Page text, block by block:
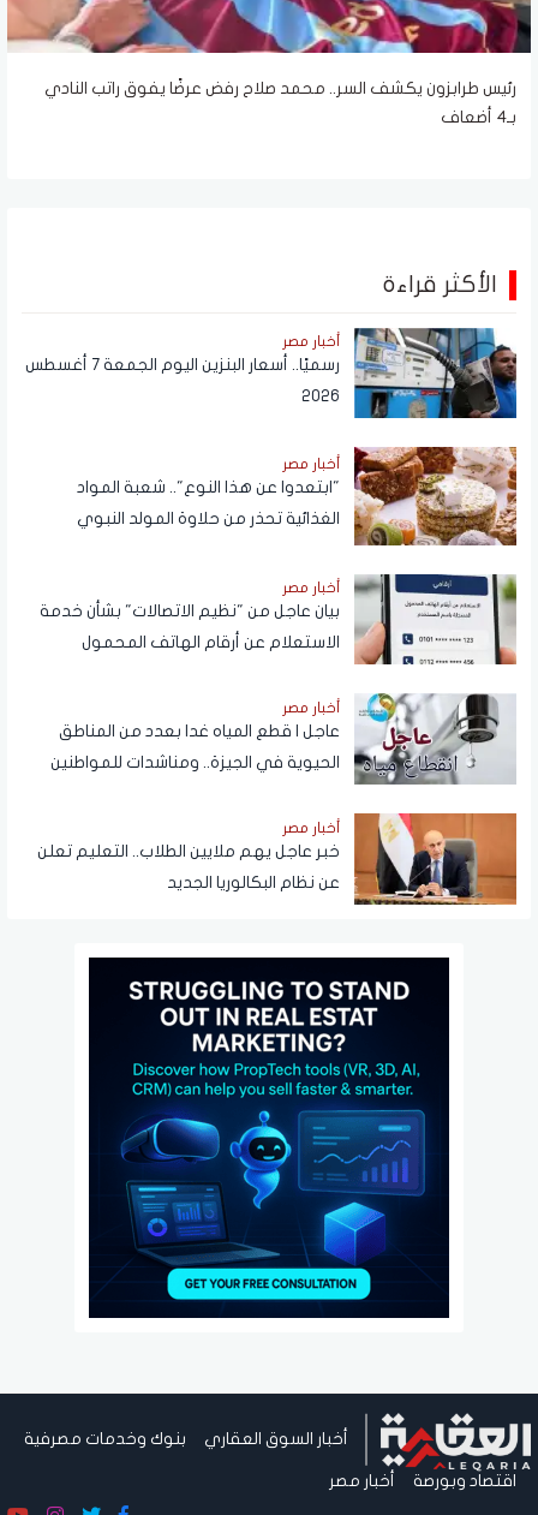
رئيس طرابزون يكشف السر.. محمد صلاح رفض عرضًا يفوق راتب النادي
بـ4 أضعاف
الأكثر قراءة
أخبار مصر
رسميًا.. أسعار البنزين اليوم الجمعة 7 أغسطس
2026
أخبار مصر
"ابتعدوا عن هذا النوع".. شعبة المواد
الغذائية تحذر من حلاوة المولد النبوي
أخبار مصر
بيان عاجل من "نظيم الاتصالات" بشأن خدمة
الاستعلام عن أرقام الهاتف المحمول
NTRA
أخبار مصر
عاجل | قطع المياه غدا بعدد من المناطق
الحيوية في الجيزة.. ومناشدات للمواطنين
أخبار مصر
خبر عاجل يهم ملايين الطلاب.. التعليم تعلن
عن نظام البكالوريا الجديد
أخبار السوق العقاري بنوك وخدمات مصرفية
اقتصاد وبورصة أخبار مصر